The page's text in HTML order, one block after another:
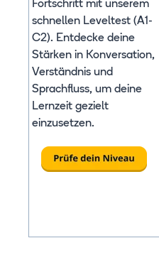
Fortschritt mit unserem
schnellen Leveltest (A1-
C2). Entdecke deine
Stärken in Konversation,
Verständnis und
Sprachfluss, um deine
Lernzeit gezielt
einzusetzen.